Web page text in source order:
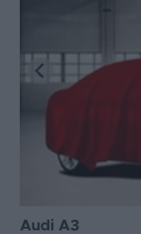
Audi A3